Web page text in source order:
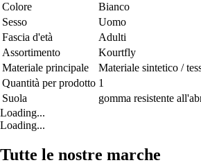
Colore
Bianco
Sesso
Uomo
Fascia d'età
Adulti
Assortimento
Kourtfly
Materiale principale
Materiale sintetico /
Quantità per prodotto 1
Suola
gomma resistente
Loading...
Loading...
Tutte le nostre marche